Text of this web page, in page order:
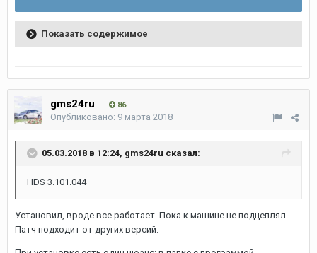
Показать содержимое
gms24ru 86
Опубликовано: 9 марта 2018
05.03.2018 в 12:24, gms24ru сказал:
HDS 3.101.044
Установил, вроде все работает. Пока к машине не подцеплял.
Патч подходит от других версий.